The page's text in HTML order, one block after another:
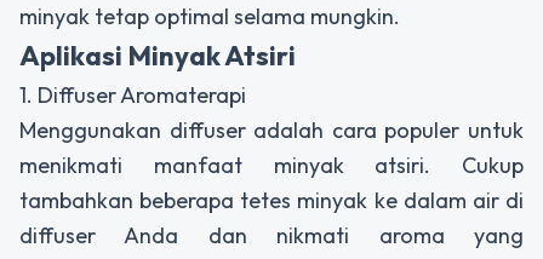
minyak tetap optimal selama mungkin.
Aplikasi Minyak Atsiri
1. Diffuser Aromaterapi
Menggunakan diffuser adalah cara populer untuk
menikmati manfaat minyak atsiri. Cukup
tambahkan beberapa tetes minyak ke dalam air di
diffuser Anda dan nikmati aroma yang